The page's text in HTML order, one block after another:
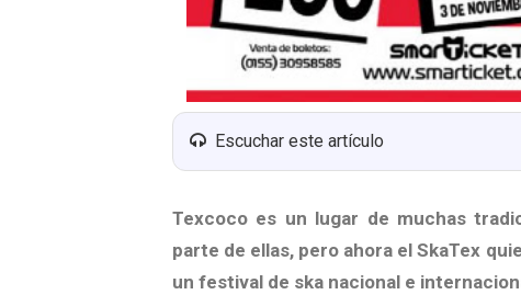
Escuchar este artículo
Texcoco es un lugar de muchas
parte de ellas, pero ahora el SkaTex
un festival de ska nacional e